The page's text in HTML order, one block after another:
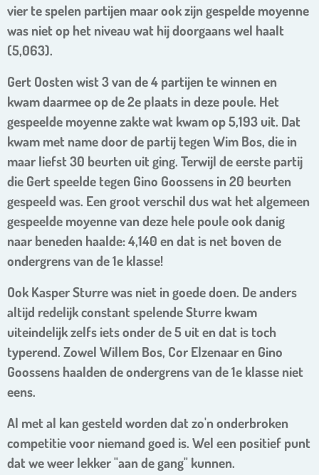
vier te spelen partijen maar ook zijn gespelde moyenne
was niet op het niveau wat hij doorgaans wel haalt
(5,063).
Gert Oosten wist 3 van de 4 partijen te winnen en
kwam daarmee op de 2e plaats in deze poule. Het
gespeelde moyenne zakte wat kwam op 5,193 uit. Dat
kwam met name door de partij tegen Wim Bos, die in
maar liefst 30 beurten uit ging. Terwijl de eerste partij
die Gert speelde tegen Gino Goossens in 20 beurten
gespeeld was. Een groot verschil dus wat het algemeen
gespeelde moyenne van deze hele poule ook danig
naar beneden haalde: 4,140 en dat is net boven de
ondergrens van de 1e klasse!
Ook Kasper Sturre was niet in goede doen. De anders
altijd redelijk constant spelende Sturre kwam
uiteindelijk zelfs iets onder de 5 uit en dat is toch
typerend. Zowel Willem Bos, Cor Elzenaar en Gino
Goossens haalden de ondergrens van de 1e klasse niet
eens.
Al met al kan gesteld worden dat zo'n onderbroken
competitie voor niemand goed is. Wel een positief punt
dat we weer lekker "aan de gang" kunnen.